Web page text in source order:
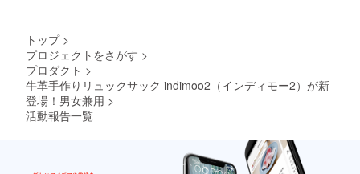
トップ >
プロジェクトをさがす >
プロダクト >
牛革手作りリュックサック indimoo2（インディモー2）が新
登場！男女兼用 >
活動報告一覧